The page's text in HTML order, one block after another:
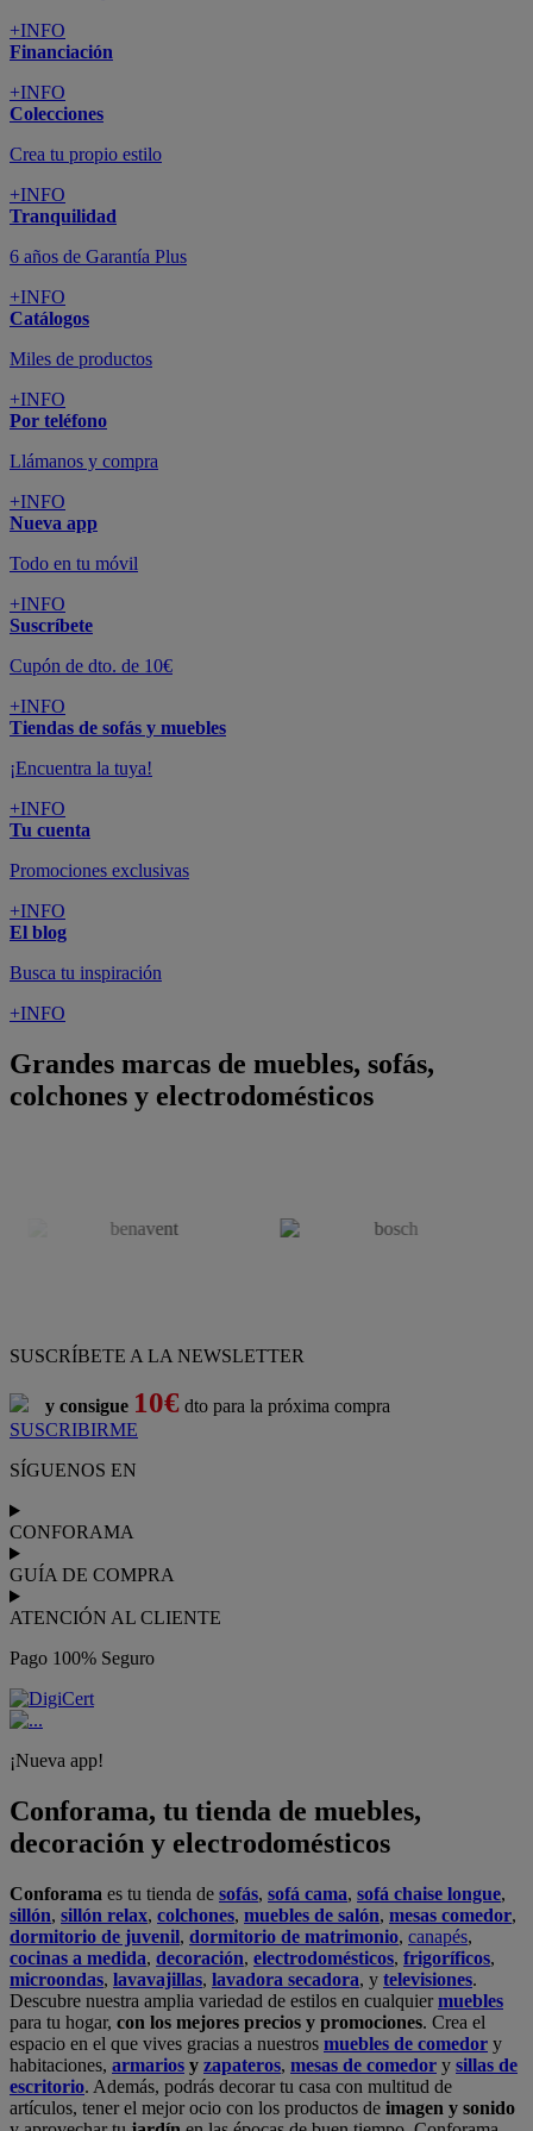
+INFO
Financiación
+INFO
Colecciones
Crea tu propio estilo
+INFO
Tranquilidad
6 años de Garantía Plus
+INFO
Catálogos
Miles de productos
+INFO
Por teléfono
Llámanos y compra
+INFO
Nueva app
Todo en tu móvil
+INFO
Suscríbete
Cupón de dto. de 10€
+INFO
Tiendas de sofás y muebles
¡Encuentra la tuya!
+INFO
Tu cuenta
Promociones exclusivas
+INFO
El blog
Busca tu inspiración
+INFO
Grandes marcas de muebles, sofás,
colchones y electrodomésticos
SUSCRÍBETE A LA NEWSLETTER
y consigue 10€ dto para la próxima compra
SUSCRIBIRME
SÍGUENOS EN
CONFORAMA
GUÍA DE COMPRA
ATENCIÓN AL CLIENTE
Pago 100% Seguro
¡Nueva app!
Conforama, tu tienda de muebles,
decoración y electrodomésticos
Conforama es tu tienda de sofás, sofá cama, sofá chaise longue,
sillón, sillón relax, colchones, muebles de salón, mesas comedor,
dormitorio de juvenil, dormitorio de matrimonio, canapés,
cocinas a medida, decoración, electrodomésticos, frigoríficos,
microondas, lavavajillas, lavadora secadora, y televisiones.
Descubre nuestra amplia variedad de estilos en cualquiermuebles
para tu hogar, con los mejores precios y promociones. Crea el
espacio en el que vives gracias a nuestros muebles de comedor y
habitaciones, armarios y zapateros, mesas de comedor y sillas de
escritorio. Además, podrás decorar tu casa con multitud de
artículos, tener el mejor ocio con los productos de imagen y sonido